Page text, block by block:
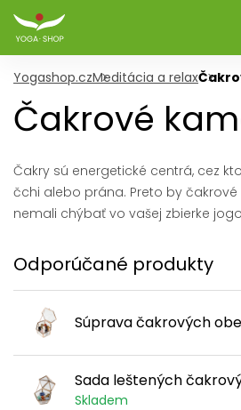
Yogashop.czMeditácia a relax
Čakrové
Čakry sú energetické centrá, cez
čchi alebo prána. Preto by
nemali chýbať vo vašej zbierke
Odporúčané produkty
Súprava čakrových
Sada leštených
Skladem